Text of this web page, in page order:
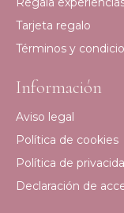
Tarjeta regalo
Términos y
Información
Aviso legal
Política de cookies
Política de
Declaración de